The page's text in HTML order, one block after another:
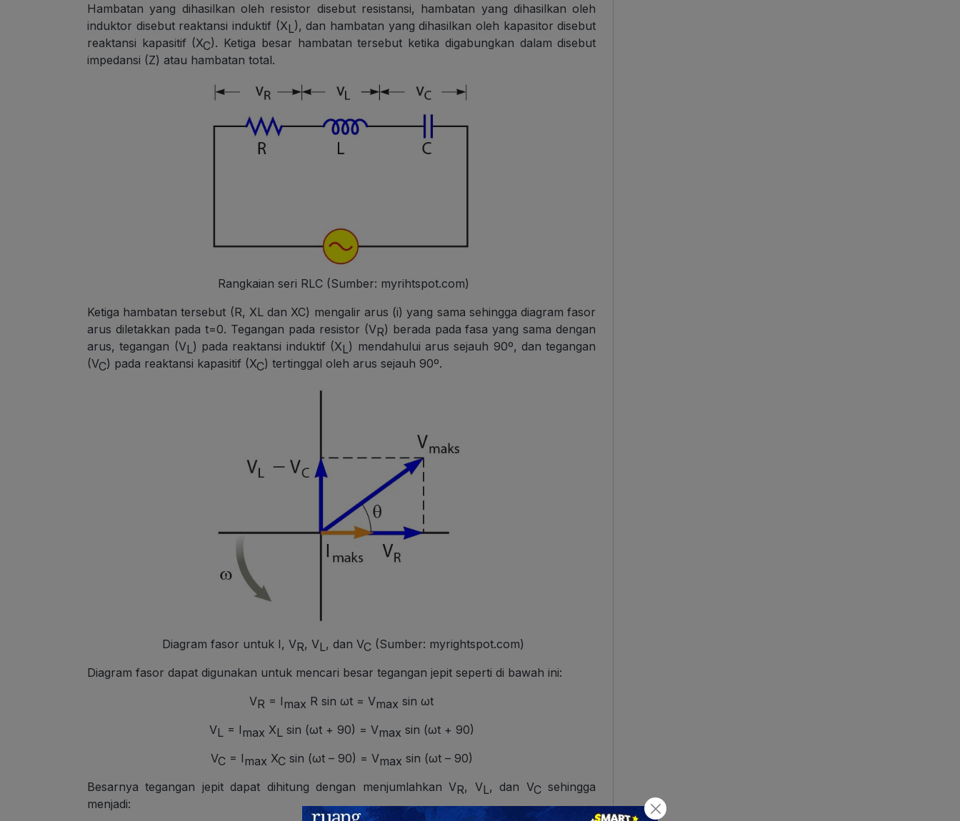
Hambatan yang dihasilkan oleh resistor disebut resistansi, hambatan yang dihasilkan oleh
induktor disebut reaktansi induktif (XL), dan hambatan yang dihasilkan oleh kapasitor disebut
reaktansi kapasitif (XC). Ketiga besar hambatan tersebut ketika digabungkan dalam disebut
impedansi (Z) atau hambatan total.
Rangkaian seri RLC (Sumber: myrihtspot.com)
Ketiga hambatan tersebut (R, XL dan XC) mengalir arus (i) yang sama sehingga diagram fasor
arus diletakkan pada t=0. Tegangan pada resistor (VR) berada pada fasa yang sama dengan
arus, tegangan (VL) pada reaktansi induktif (XL) mendahului arus sejauh 90º, dan tegangan
(VC) pada reaktansi kapasitif (XC) tertinggal oleh arus sejauh 90º.
Diagram fasor untuk I, VR, VL, dan VC (Sumber: myrightspot.com)
Diagram fasor dapat digunakan untuk mencari besar tegangan jepit seperti di bawah ini:
VR = Imax R sin ωt = Vmax sin ωt
VL = Imax XL sin (ωt + 90) = Vmax sin (ωt + 90)
VC= Imax XCsin (ωt – 90) = Vmax sin (ωt – 90)
Besarnya tegangan jepit dapat dihitung dengan menjumlahkan VR, VL, dan VCsehingga
menjadi: